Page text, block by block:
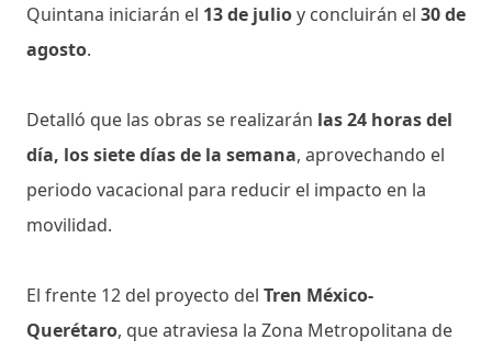
Quintana iniciarán el 13 de julioy concluirán el 30 de
agosto.
Detalló que las obras se realizarán las 24 horas del
día, los siete días de la semana, aprovechando el
periodo vacacional para reducir el impacto en la
movilidad.
El frente 12 del proyecto del Tren México-
Querétaro, que atraviesa la Zona Metropolitana de